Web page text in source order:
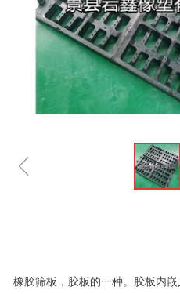
ꁆ
橡胶筛板，胶板的一种。胶板内嵌